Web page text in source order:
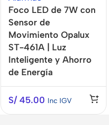
Foco LED de 7W con
Sensor de
Movimiento Opalux
ST-461A | Luz
Inteligente y Ahorro
de Energía
S/45.00 Inc IGV